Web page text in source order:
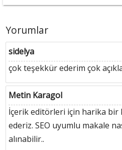
Yorumlar
sidelya
çok teşekkür ederim çok
Metin Karagol
İçerik editörleri için harika
ederiz. SEO uyumlu makale
alınabilir..